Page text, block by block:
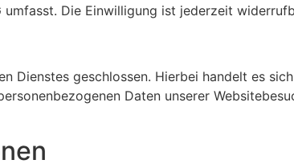
Die Einwilligung ist jederzeit
Dienstes geschlossen. Hierbei handelt es
Daten unserer